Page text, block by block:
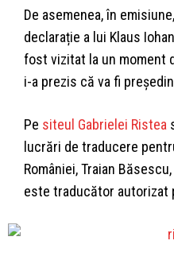
De asemenea, în
declarație a lui Klaus
fost vizitat la un moment
i-a prezis că va fi
Pe siteul Gabrielei Ristea
lucrări de traducere
României, Traian
este traducător autorizat